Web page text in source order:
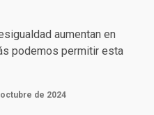
aumentan en
podemos permitir esta
de 2024